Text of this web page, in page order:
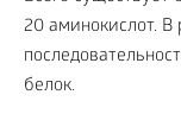
20 аминокислот. В
белок.